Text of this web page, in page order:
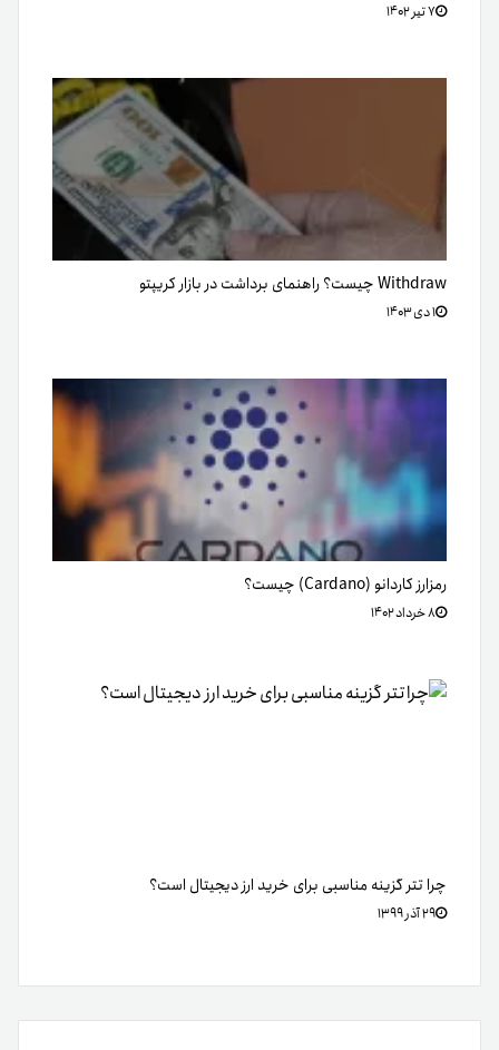
۷ تیر ۱۴۰۲
Withdraw چیست؟ راهنمای برداشت در بازار کریپتو
۱ دی ۱۴۰۳
رمزارز کاردانو (Cardano) چیست؟
۸ خرداد ۱۴۰۲
چرا تتر گزینه مناسبی برای خرید ارز دیجیتال است؟
۲۹ آذر ۱۳۹۹